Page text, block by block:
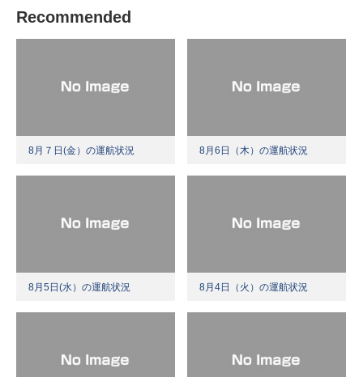
Recommended
8月７日(金）の運航状況 8月6日（木）の運航状況
8月5日(水）の運航状況 8月4日（火）の運航状況